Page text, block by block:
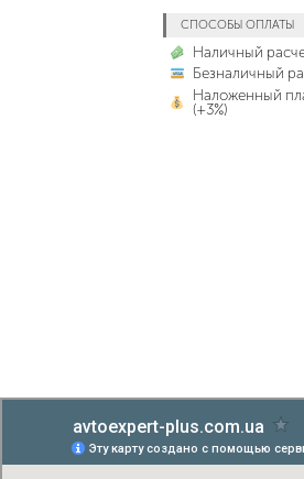
СПОСОБЫ ОПЛАТЫ
Наличный
Безналичный
Наложенный
(+3%)